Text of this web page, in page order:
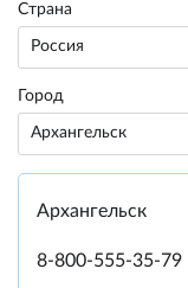
Cтрана
Россия
Город
Архангельск
Архангельск
8-800-555-35-79